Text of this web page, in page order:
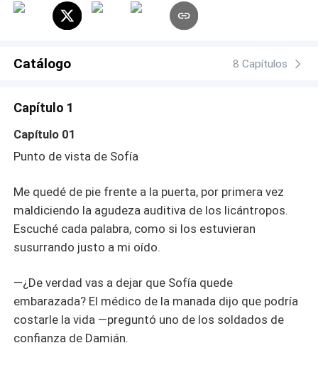
manada… y castigándome por ello. En mi momento más
oscuro, el hermano menor del Rey Alfa, Damián Silva, me
amado en silencio. En nombre de la Luna, quiero ser tu
me dio una noticia: podía quedar embarazada de un
cachorro. Corrí emocionada a buscar a Damián, pero, por
accidente, escuché una conversación que me rompió el
alma. —Damián, fuimos nosotros quienes ayudamos a
También usamos a Isabella para atraer a Sofía al Nido
Salvaje. ¿No crees que nos pasamos? Mira cómo confía
en ti ahora... Damián suspiró con pesar. —Era la única
forma de que Isabella se casara con mi hermano. Sofía...
Catálogo 8 Capítulos
Capítulo 1
Capítulo 01
Punto de vista de Sofía
Me quedé de pie frente a la puerta, por primera vez
maldiciendo la agudeza auditiva de los licántropos.
Escuché cada palabra, como si los estuvieran
susurrando justo a mi oído.
—¿De verdad vas a dejar que Sofía quede
embarazada? El médico de la manada dijo que podría
costarle la vida —preguntó uno de los soldados de
confianza de Damián.